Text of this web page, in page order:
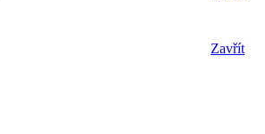
Zavřít